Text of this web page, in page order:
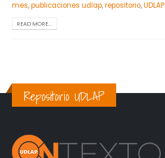
mes,publicaciones udlap,repositorio,UDLAP
READ MORE...
Repositorio UDLAP